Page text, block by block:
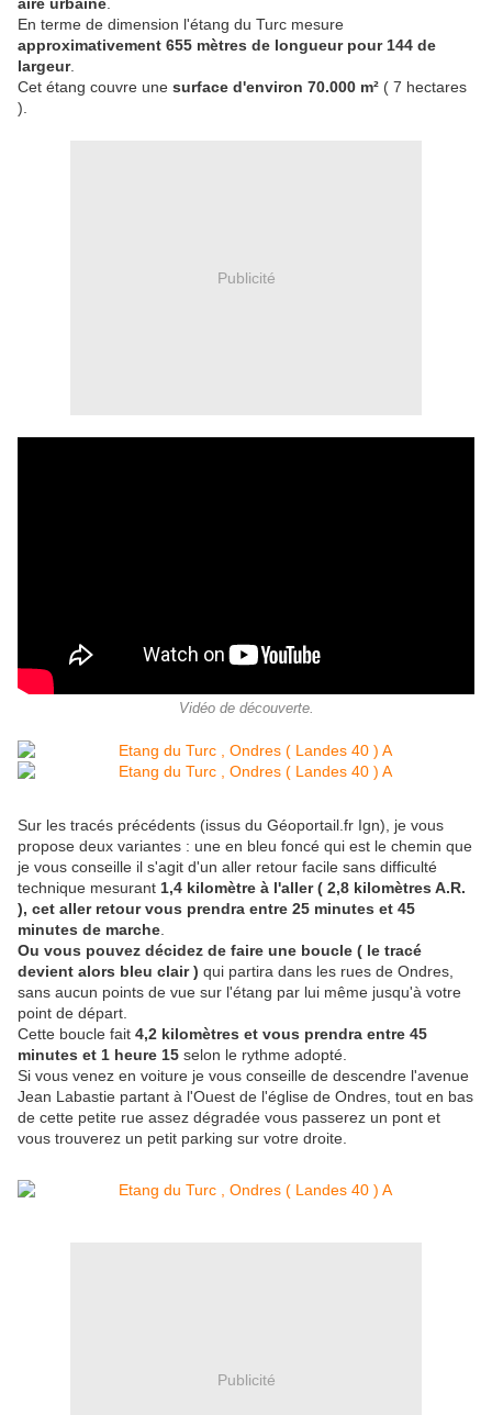
En terme de dimension l'étang du Turc mesure
approximativement 655 mètres de longueur pour 144 de
largeur.
Cet étang couvre une surface d'environ 70.000 m² ( 7 hectares
).
Publicité
Vidéo de découverte.
Sur les tracés précédents (issus du Géoportail.fr Ign), je vous
propose deux variantes : une en bleu foncé qui est le chemin que
je vous conseille il s'agit d'un aller retour facile sans difficulté
technique mesurant 1,4 kilomètre à l'aller ( 2,8 kilomètres A.R.
), cet aller retour vous prendra entre 25 minutes et 45
minutes de marche
Ou vous pouvez décidez de faire une boucle ( le tracé
devient alors bleu clair ) qui partira dans les rues de Ondres,
sans aucun points de vue sur l'étang par lui même jusqu'à votre
point de départ.
Cette boucle fait 4,2 kilomètres et vous prendra entre 45
minutes et 1 heure 15 selon le rythme adopté.
Si vous venez en voiture je vous conseille de descendre l'avenue
Jean Labastie partant à l'Ouest de l'église de Ondres, tout en bas
de cette petite rue assez dégradée vous passerez un pont et
vous trouverez un petit parking sur votre droite.
Publicité